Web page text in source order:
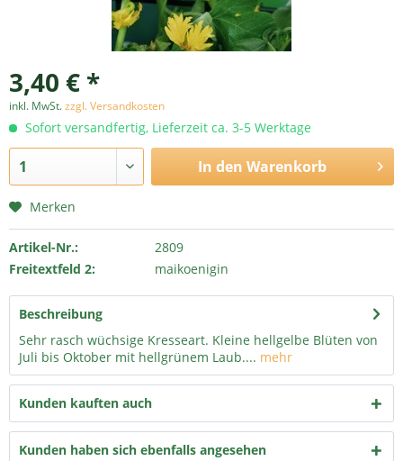
3,40 € *
inkl. MwSt.zzgl. Versandkosten
Sofort versandfertig, Lieferzeit ca. 3-5 Werktage
In den Warenkorb
Merken
Artikel-Nr.:
2809
Freitextfeld 2:
maikoenigin
Beschreibung
Sehr rasch wüchsige Kresseart. Kleine hellgelbe Blüten von
Juli bis Oktober mit hellgrünem Laub.... mehr
Kunden kauften auch
Kunden haben sich ebenfalls angesehen